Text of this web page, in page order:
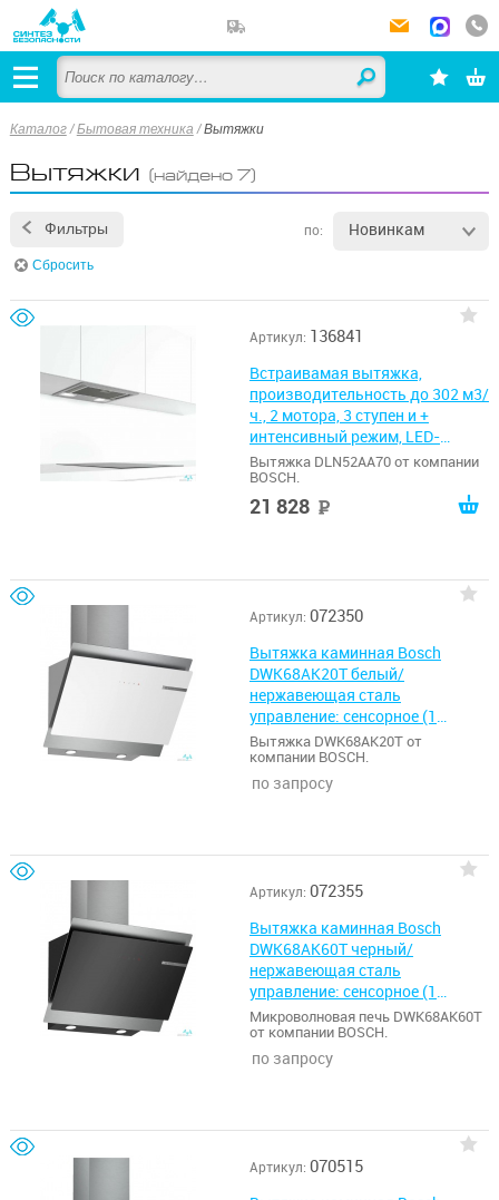
Каталог /Бытовая техника /Вытяжки
Вытяжки (найдено 7)
Фильтры по: Новинкам
Сбросить
Артикул: 136841
Встраивамая вытяжка,
производительность до 302 м3/
ч., 2 мотора, 3 ступен и +
интенсивный режим, LED-
освещение (2 х 2,15 Вт),
ползунковый переключатель
Вытяжка DLN52AA70 от компании
BOSCH.
21 828
Артикул: 072350
Вытяжка каминная Bosch
DWK68AK20T белый/
нержавеющая сталь
управление: сенсорное (1
мотор)
Вытяжка DWK68AK20T от
компании BOSCH.
по запросу
Артикул: 072355
Вытяжка каминная Bosch
DWK68AK60T черный/
нержавеющая сталь
управление: сенсорное (1
мотор)
Микроволновая печь DWK68AK60T
от компании BOSCH.
по запросу
Артикул: 070515